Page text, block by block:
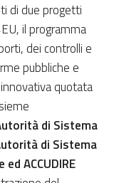
di due progetti
il programma
dei controlli e
pubbliche e
quotata
di Sistema
di Sistema
ACCUDIRE